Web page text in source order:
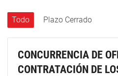
Todo Plazo Cerrado
CONCURRENCIA DE
CONTRATACIÓN DE